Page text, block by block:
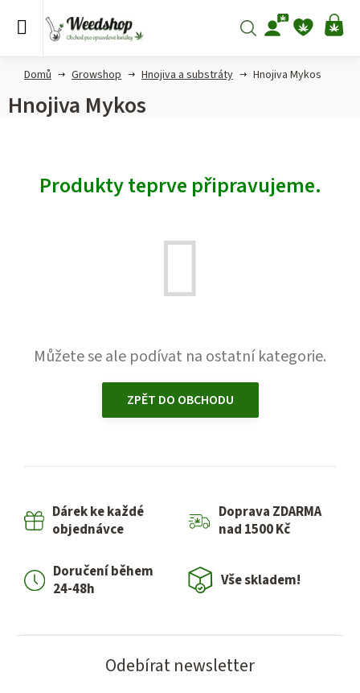
Hledat
Domů Growshop Hnojiva a substráty Hnojiva Mykos
Hnojiva Mykos
Produkty teprve připravujeme.
Můžete se ale podívat na ostatní kategorie.
ZPĚT DO OBCHODU
Dárek ke každé
objednávce
Doprava ZDARMA
nad 1500 Kč
Doručení během
24-48h
Vše skladem!
Odebírat newsletter